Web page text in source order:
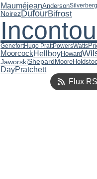
MauméjeanAndersonSilverberg
NoirezDufourBifrost
GenefortHugo PrattPowersWatts
MoorcockHellboyHoward
JaworskiShepard Moore
DayPratchett
Flux